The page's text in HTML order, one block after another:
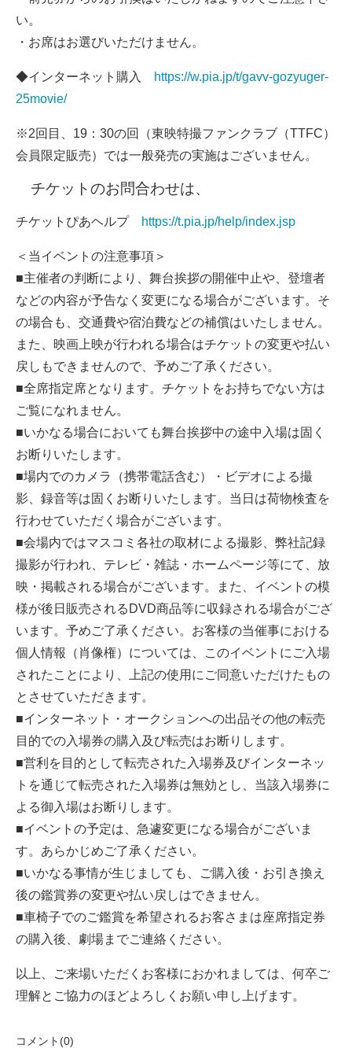
い。
・お席はお選びいただけません。
◆インターネット購入
https://w.pia.jp/t/gavv-gozyuger-
25movie/
※2回目、19：30の回（東映特撮ファンクラブ（TTFC）
会員限定販売）では一般発売の実施はございません。
チケットのお問合わせは、
チケットぴあヘルプ https://t.pia.jp/help/index.jsp
＜当イベントの注意事項＞
■主催者の判断により、舞台挨拶の開催中止や、登壇者
などの内容が予告なく変更になる場合がございます。そ
の場合も、交通費や宿泊費などの補償はいたしません。
また、映画上映が行われる場合はチケットの変更や払い
戻しもできませんので、予めご了承ください。
■全席指定席となります。チケットをお持ちでない方は
ご覧になれません。
■いかなる場合においても舞台挨拶中の途中入場は固く
お断りいたします。
■場内でのカメラ（携帯電話含む）・ビデオによる撮
影、録音等は固くお断りいたします。当日は荷物検査を
行わせていただく場合がございます。
■会場内ではマスコミ各社の取材による撮影、弊社記録
撮影が行われ、テレビ・雑誌・ホームページ等にて、放
映・掲載される場合がございます。また、イベントの模
様が後日販売されるDVD商品等に収録される場合がござ
います。予めご了承ください。お客様の当催事における
個人情報（肖像権）については、このイベントにご入場
されたことにより、上記の使用にご同意いただけたもの
とさせていただきます。
■インターネット・オークションへの出品その他の転売
目的での入場券の購入及び転売はお断りします。
■営利を目的として転売された入場券及びインターネッ
トを通じて転売された入場券は無効とし、当該入場券に
よる御入場はお断りします。
■イベントの予定は、急遽変更になる場合がございま
す。あらかじめご了承ください。
■いかなる事情が生じましても、ご購入後・お引き換え
後の鑑賞券の変更や払い戻しはできません。
■車椅子でのご鑑賞を希望されるお客さまは座席指定券
の購入後、劇場までご連絡ください。
以上、ご来場いただくお客様におかれましては、何卒ご
理解とご協力のほどよろしくお願い申し上げます。
コメント(0)